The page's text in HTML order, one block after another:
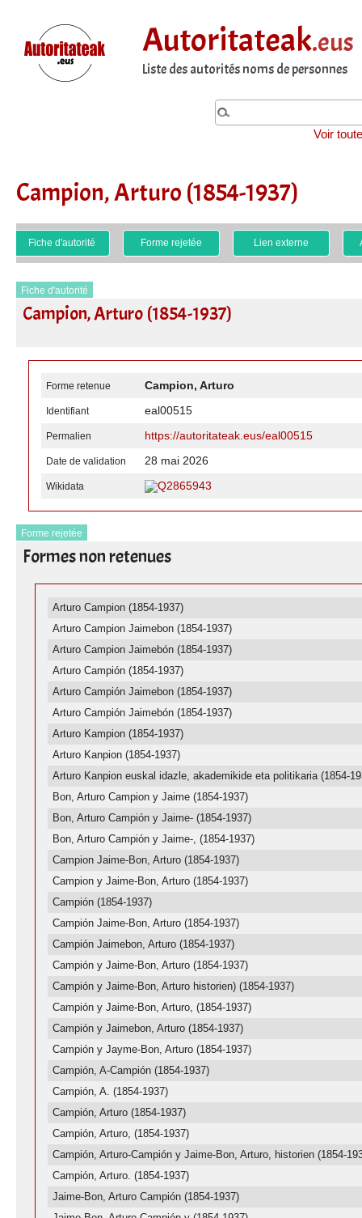
Autoritateak.eus
Liste des autorités noms de personnes
Voir
Campion, Arturo (1854-1937)
Fiche d'autorité Forme rejetée Lien externe
Fiche d'autorité
Campion, Arturo (1854-1937)
Forme retenue Campion, Arturo
Identifiant eal00515
Permalien https://autoritateak.eus/eal00515
Date de validation 28 mai 2026
Wikidata Q2865943
Forme rejetée
Formes non retenues
Arturo Campion (1854-1937)
Arturo Campion Jaimebon (1854-1937)
Arturo Campion Jaimebón (1854-1937)
Arturo Campión (1854-1937)
Arturo Campión Jaimebon (1854-1937)
Arturo Campión Jaimebón (1854-1937)
Arturo Kampion (1854-1937)
Arturo Kanpion (1854-1937)
Arturo Kanpion euskal idazle, akademikide eta politikaria (1854-
Bon, Arturo Campion y Jaime (1854-1937)
Bon, Arturo Campión y Jaime- (1854-1937)
Bon, Arturo Campión y Jaime-, (1854-1937)
Campion Jaime-Bon, Arturo (1854-1937)
Campion y Jaime-Bon, Arturo (1854-1937)
Campión (1854-1937)
Campión Jaime-Bon, Arturo (1854-1937)
Campión Jaimebon, Arturo (1854-1937)
Campión y Jaime-Bon, Arturo (1854-1937)
Campión y Jaime-Bon, Arturo historien) (1854-1937)
Campión y Jaime-Bon, Arturo, (1854-1937)
Campión y Jaimebon, Arturo (1854-1937)
Campión y Jayme-Bon, Arturo (1854-1937)
Campión, A-Campión (1854-1937)
Campión, A. (1854-1937)
Campión, Arturo (1854-1937)
Campión, Arturo, (1854-1937)
Campión, Arturo-Campión y Jaime-Bon, Arturo, historien (1854-
Campión, Arturo. (1854-1937)
Jaime-Bon, Arturo Campión (1854-1937)